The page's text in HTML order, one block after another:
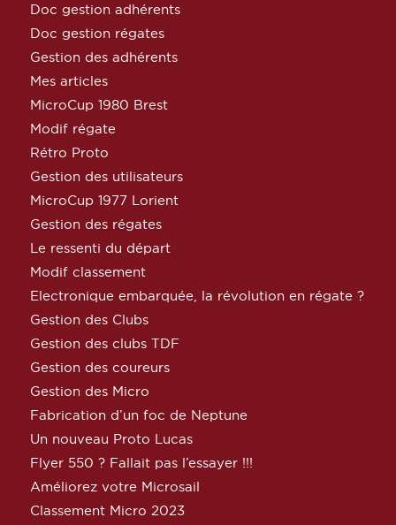
Doc gestion adhérents
Doc gestion régates
Gestion des adhérents
Mes articles
MicroCup 1980 Brest
Modif régate
Rétro Proto
Gestion des utilisateurs
MicroCup 1977 Lorient
Gestion des régates
Le ressenti du départ
Modif classement
Electronique embarquée, la révolution en régate ?
Gestion des Clubs
Gestion des clubs TDF
Gestion des coureurs
Gestion des Micro
Fabrication d’un foc de Neptune
Un nouveau Proto Lucas
Flyer 550 ? Fallait pas l’essayer !!!
Améliorez votre Microsail
Classement Micro 2023